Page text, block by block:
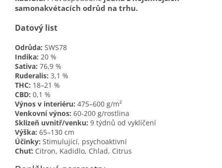
samonakvétacích odrůd na trhu.
Datový list
Odrůda: SWS78
Indika: 20 %
Sativa: 76,9 %
Ruderalis: 3,1 %
THC: 18–21 %
CBD: 0,1 %
Výnos v interiéru: 475–600 g/m²
Venkovní výnos: 60-200 g/rostlina
Sklizeň uvnitř/venku: 9 týdnů od vyklíčení
Výška: 65–130 cm
Účinky: Stimulující, psychoaktivní
Chuť: Citron, Kadidlo, Chlad, Citrus